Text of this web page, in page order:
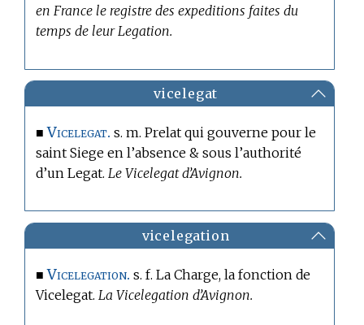
en France le registre des expeditions faites du
temps de leur Legation.
vicelegat
■Vicelegat. s. m. Prelat qui gouverne pour le
saint Siege en l’absence & sous l’authorité
d’un Legat. Le Vicelegat d’Avignon.
vicelegation
■Vicelegation. s. f. La Charge, la fonction de
Vicelegat. La Vicelegation d’Avignon.